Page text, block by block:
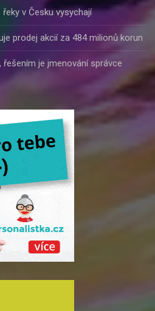
v Česku vysychají
prodej akcií za 484 milionů korun
řešením je jmenování správce